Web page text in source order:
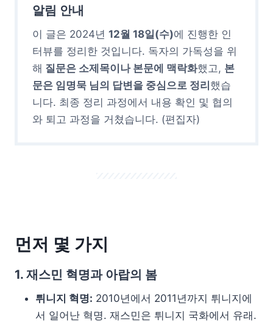
알림 안내
이 글은 2024년 12월 18일(수)에 진행한 인
터뷰를 정리한 것입니다. 독자의 가독성을 위
해 질문은 소제목이나 본문에 맥락화했고, 본
문은 임명묵 님의 답변을 중심으로 정리 했습
니다. 최종 정리 과정에서 내용 확인 및 협의
와 퇴고 과정을 거쳤습니다. (편집자)
먼저 몇 가지
1. 재스민 혁명과 아랍의 봄
튀니지 혁명: 2010년에서 2011년까지 튀니지에
서 일어난 혁명. 재스민은 튀니지 국화에서 유래.